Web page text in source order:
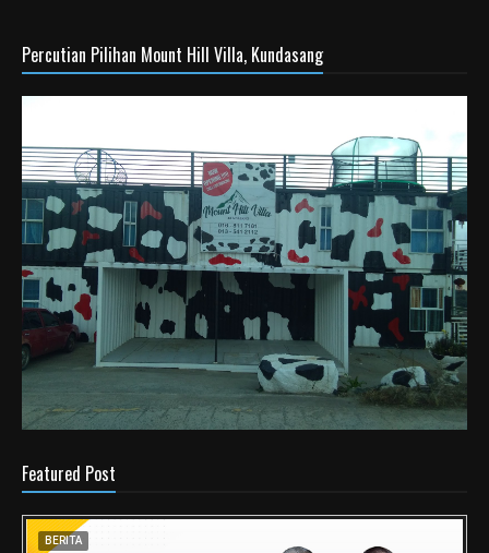
Percutian Pilihan Mount Hill Villa, Kundasang
Featured Post
BERITA